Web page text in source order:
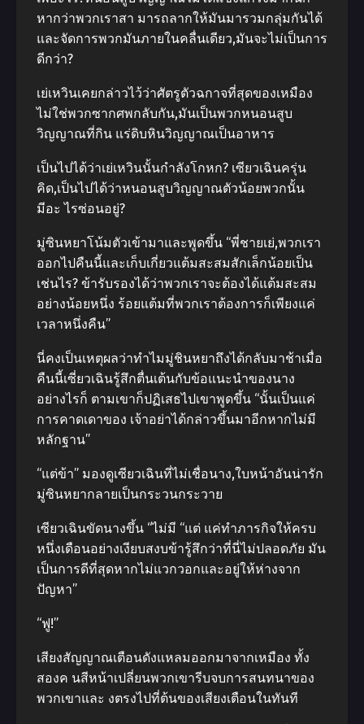
หากว่าพวกเราสา มารถลากให้มันมารวมกลุ่มกันได้
และจัดการพวกมันภายในคลื่นเดียว,มันจะไม่เป็นการ
ดีกว่า?
เย่เหวินเคยกล่าวไว้ว่าศัตรูตัวฉกาจที่สุดของเหมือง
ไม่ใช่พวกซากศพกลับกัน,มันเป็นพวกหนอนสูบ
วิญญาณที่กิน แร่ดิบหินวิญญาณเป็นอาหาร
เป็นไปได้ว่าเย่เหวินนั้นกําลังโกหก? เซียวเฉินครุ่น
คิด,เป็นไปได้ว่าหนอนสูบวิญญาณตัวน้อยพวกนั้น
มีอะ ไรซ่อนอยู่?
มู่ซินหยาโน้มตัวเข้ามาและพูดขึ้น “พี่ชายเย่,พวกเรา
ออกไปคืนนี้และเก็บเกี่ยวแต้มสะสมสักเล็กน้อยเป็น
เช่นไร? ข้ารับรองได้ว่าพวกเราจะต้องได้แต้มสะสม
อย่างน้อยหนึ่ง ร้อยแต้มที่พวกเราต้องการก็เพียงแค่
เวลาหนึ่งคืน”
นี่คงเป็นเหตุผลว่าทําไมมู่ชินหยาถึงได้กลับมาช้าเมื่อ
คืนนี้เซี่ยวเฉินรู้สึกตื่นเต้นกับข้อแนะนําของนาง
อย่างไรก็ ตามเขาก็ปฏิเสธไปเขาพูดขึ้น “นั้นเป็นแค่
การคาดเดาของ เจ้าอย่าได้กล่าวขึ้นมาอีกหากไม่มี
หลักฐาน”
“แต่ข้า” มองดูเซียวเฉินที่ไม่เชื่อนาง,ใบหน้าอันน่ารัก
มู่ซินหยากลายเป็นกระวนกระวาย
เซียวเฉินขัดนางขึ้น “ไม่มี “แต่ แค่ทําภารกิจให้ครบ
หนึ่งเดือนอย่างเงียบสงบข้ารู้สึกว่าที่นี่ไม่ปลอดภัย มัน
เป็นการดีที่สุดหากไม่แวกวอกและอยู่ให้ห่างจาก
ปัญหา”
“ฟู!”
เสียงสัญญาณเตือนดังแหลมออกมาจากเหมือง ทั้ง
สองค นสีหน้าเปลี่ยนพวกเขารีบจบการสนทนาของ
พวกเขาและ งตรงไปที่ต้นของเสียงเตือนในทันที